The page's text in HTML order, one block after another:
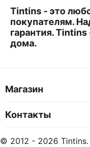
Tintins - это
покупателям.
гарантия.
дома.
Магазин
Контакты
© 2012 - 2026